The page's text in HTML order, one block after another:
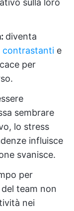
sulla loro
diventa
contrastanti e
per
sembrare
lo stress
influisce
svanisce.
per
team non
nei